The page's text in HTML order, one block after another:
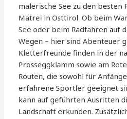
malerische See zu den
Matrei in Osttirol. Ob beim
See oder beim Radfahren auf
Wegen – hier sind Abenteuer
Kletterfreunde finden in der
Prosseggklamm sowie am
Routen, die sowohl für
erfahrene Sportler geeignet
kann auf geführten Ausritten
Landschaft erkunden.